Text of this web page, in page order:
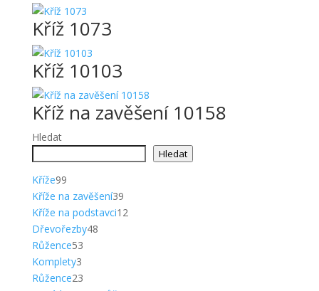
Kříž 1073
Kříž 10103
Kříž na zavěšení 10158
Hledat
Hledat
Kříže9999
produktů
Kříže na zavěšení3939
produktů
Kříže na podstavci1212
Dřevořezby4848
Růžence5353
Komplety33
produkty
Růžence2323